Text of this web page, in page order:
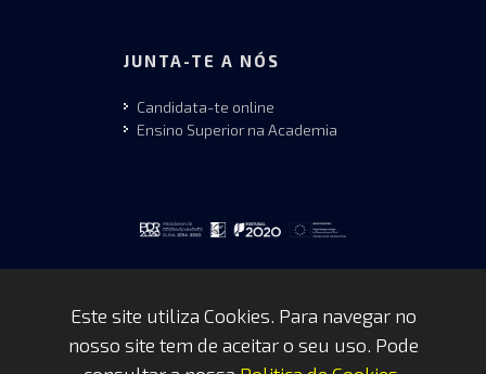
JUNTA-TE A NÓS
Candidata-te online
Ensino Superior na Academia
Copyrights © 2026 by FAP - DCSI -
Este site utiliza Cookies. Para navegar no
nosso site tem de aceitar o seu uso. Pode